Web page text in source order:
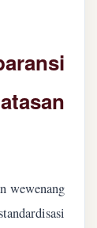
wewenang